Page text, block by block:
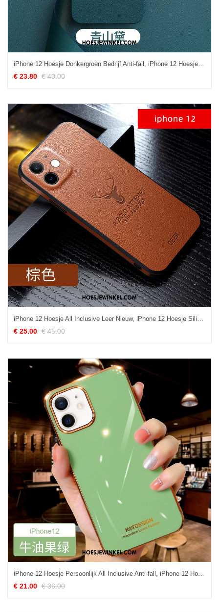
iPhone 12 Hoesje Donkergroen Bedrijf Anti-fall, iPhone 12 Hoesje Leren Etui Mobiele Telefoon
€ 23.80 € 40.00
iPhone 12 Hoesje All Inclusive Leer Nieuw, iPhone 12 Hoesje Siliconen Zacht Braun
€ 25.00 € 45.00
iPhone 12 Hoesje Persoonlijk All Inclusive Anti-fall, iPhone 12 Hoesje Mobiele Telefoon Dun
€ 21.00 € 36.00